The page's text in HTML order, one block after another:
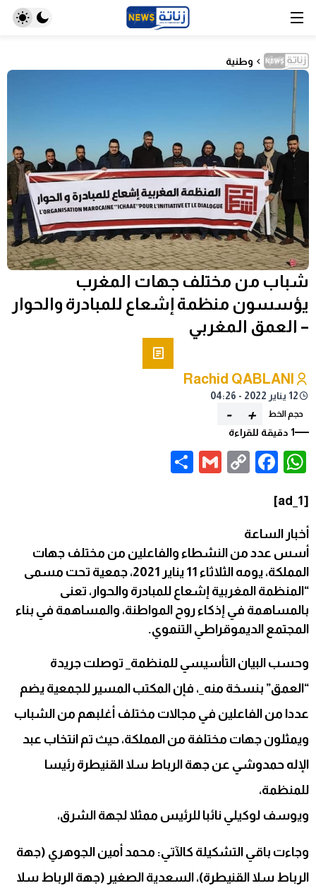
وطنية
شباب من مختلف جهات المغرب
يؤسسون منظمة إشعاع للمبادرة والحوار
– العمق المغربي
Rachid QABLANI
12 يناير 2022 - 04:26
حجم الخط +
-
1 دقيقة للقراءة
WhatsApp
Facebook
Copy
Gmail
[ad_1]
أخبار الساعة
أسس عدد من النشطاء والفاعلين من مختلف جهات
المملكة، يومه الثلاثاء 11 يناير 2021، جمعية تحت مسمى
“المنظمة المغربية إشعاع للمبادرة والحوار، تعنى
بالمساهمة في إذكاء روح المواطنة، والمساهمة في بناء
المجتمع الديموقراطي التنموي.
وحسب البيان التأسيسي للمنظمة_ توصلت جريدة
“العمق” بنسخة منه_، فإن المكتب المسير للجمعية يضم
عددا من الفاعلين في مجالات مختلف أغلبهم من الشباب
ويمثلون جهات مختلفة من المملكة، حيث تم انتخاب عبد
الإله حمدوشي عن جهة الرباط سلا القنيطرة رئيسا
للمنظمة،
ويوسف لوكيلي نائبا للرئيس ممثلا لجهة الشرق،
وجاءت باقي التشكيلة كالآتي: محمد أمين الجوهري (جهة
الرباط سلا القنيطرة)، السعدية الصغير (جهة الرباط سلا